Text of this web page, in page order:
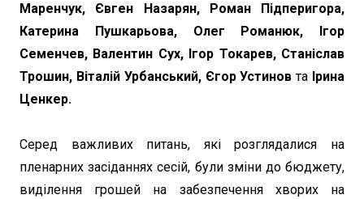
Маренчук, Євген Назарян, Роман Підперигора,
Катерина Пушкарьова, Олег Романюк, Ігор
Семенчев, Валентин Сух, Ігор Токарев, Станіслав
Трошин, Віталій Урбанський, Єгор Устинов та Ірина
Ценкер.
Серед важливих питань, які розглядалися на
пленарних засіданнях сесій, були зміни до бюджету,
виділення грошей на забезпечення хворих на